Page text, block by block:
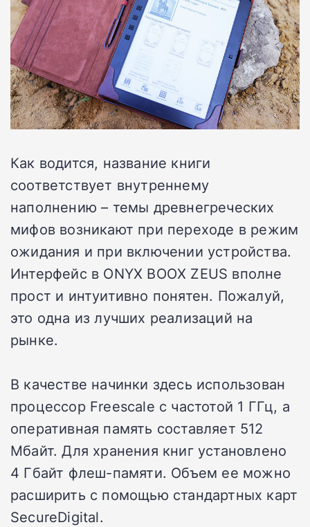
Как водится, название книги
соответствует внутреннему
наполнению – темы древнегреческих
мифов возникают при переходе в режим
ожидания и при включении устройства.
Интерфейс в ONYX BOOX ZEUS вполне
прост и интуитивно понятен. Пожалуй,
это одна из лучших реализаций на
рынке.
В качестве начинки здесь использован
процессор Freescale с частотой 1 ГГц, а
оперативная память составляет 512
Мбайт. Для хранения книг установлено
4 Гбайт флеш-памяти. Объем ее можно
расширить с помощью стандартных карт
SecureDigital.